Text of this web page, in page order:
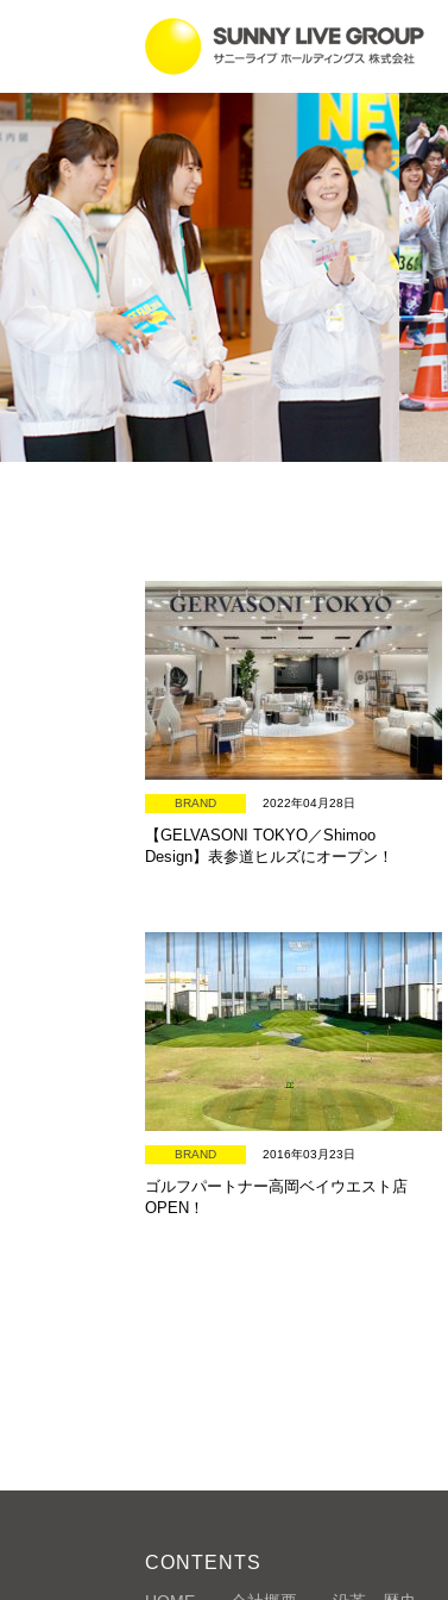
BRAND 2022年04月28日
【GELVASONI TOKYO／Shimoo
Design】表参道ヒルズにオープン！
BRAND 2016年03月23日
ゴルフパートナー高岡ベイウエスト店
OPEN！
CONTENTS